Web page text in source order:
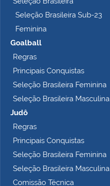
Seleção Brasileira Sub-23
Feminina
Goalball
Regras
Principais Conquistas
Seleção Brasileira Feminina
Seleção Brasileira Masculina
Judô
Regras
Principais Conquistas
Seleção Brasileira Feminina
Seleção Brasileira Masculina
Comissão Técnica